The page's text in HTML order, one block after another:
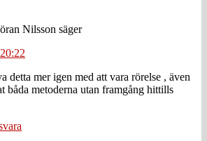
Nilsson säger
detta mer igen med att vara rörelse , även
båda metoderna utan framgång hittills